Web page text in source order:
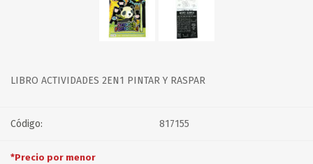
LIBRO ACTIVIDADES 2EN1 PINTAR Y RASPAR
Código: 817155
*Precio por menor